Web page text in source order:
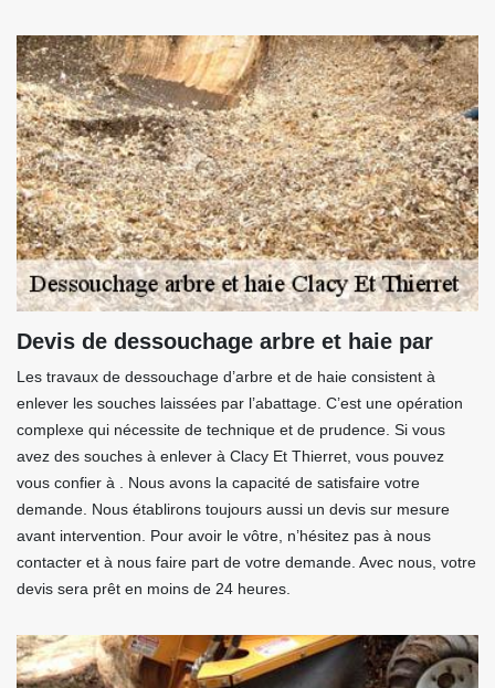
Devis de dessouchage arbre et haie par
Les travaux de dessouchage d’arbre et de haie consistent à
enlever les souches laissées par l’abattage. C’est une opération
complexe qui nécessite de technique et de prudence. Si vous
avez des souches à enlever à Clacy Et Thierret, vous pouvez
vous confier à . Nous avons la capacité de satisfaire votre
demande. Nous établirons toujours aussi un devis sur mesure
avant intervention. Pour avoir le vôtre, n’hésitez pas à nous
contacter et à nous faire part de votre demande. Avec nous, votre
devis sera prêt en moins de 24 heures.